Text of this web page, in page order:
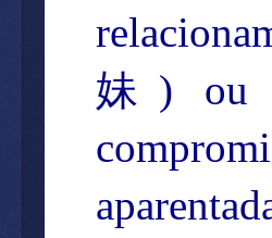
妹 ) ou